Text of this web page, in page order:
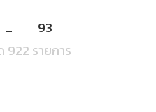
…
93
922 รายการ